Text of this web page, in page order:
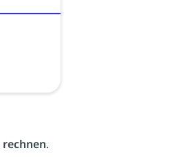
rechnen.